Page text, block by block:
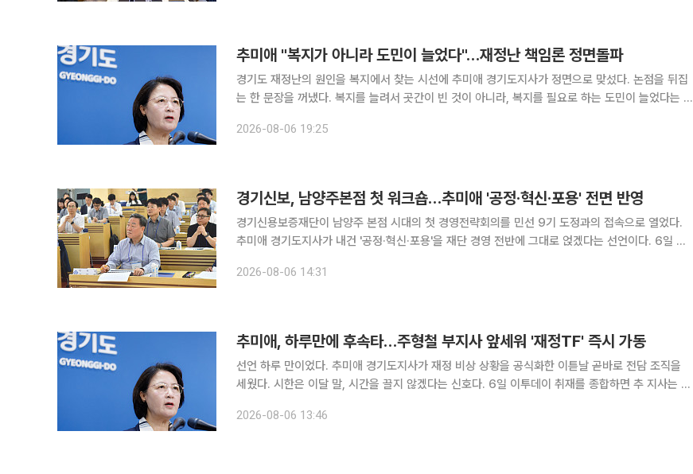
추미애 "복지가 아니라 도민이 늘었다"…재정난 책임론 정면돌파
경기도 재정난의 원인을 복지에서 찾는 시선에 추미애 경기도지사가 정면으로 맞섰다. 논점을 뒤집
는 한 문장을 꺼냈다. 복지를 늘려서 곳간이 빈 것이 아니라, 복지를 필요로 하는 도민이 늘었다는 것
이 과도한 복지정책 때문이라고 말한다"며 "이는 보고 싶은 한 부분만
2026-08-06 19:25
경기신보, 남양주본점 첫 워크숍…추미애 '공정·혁신·포용' 전면 반영
경기신용보증재단이 남양주 본점 시대의 첫 경영전략회의를 민선 9기 도정과의 접속으로 열었다.
추미애 경기도지사가 내건 '공정·혁신·포용'을 재단 경영 전반에 그대로 얹겠다는 선언이다. 6일 이
원, 본부장, 본점 부서장, 센터장, 지점장 등 약 50명이 참석한 가운데
2026-08-06 14:31
추미애, 하루만에 후속타…주형철 부지사 앞세워 '재정TF' 즉시 가동
선언 하루 만이었다. 추미애 경기도지사가 재정 비상 상황을 공식화한 이튿날 곧바로 전담 조직을
세웠다. 시한은 이달 말, 시간을 끌지 않겠다는 신호다. 6일 이투데이 취재를 종합하면 추 지사는 이
체계를 구축하라고 지시했다. 취임한 지 얼마 되지 않은 경제부지사
2026-08-06 13:46